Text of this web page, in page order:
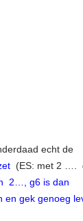
echt de
(ES: met 2 ….
2…, g6 is dan
gek genoeg